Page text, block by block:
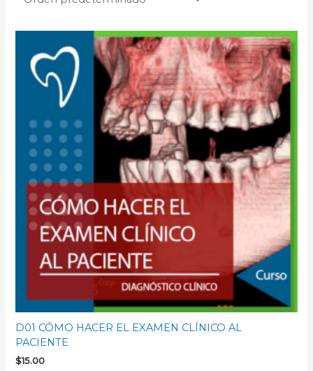
D01 CÓMO HACER EL EXAMEN CLÍNICO AL
PACIENTE
$15.00